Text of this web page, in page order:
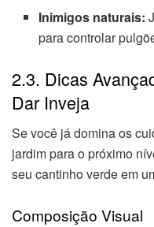
Inimigos naturais:
para controlar
2.3. Dicas
Dar Inveja
Se você já domina os
jardim para o próximo
seu cantinho verde em
Composição Visual